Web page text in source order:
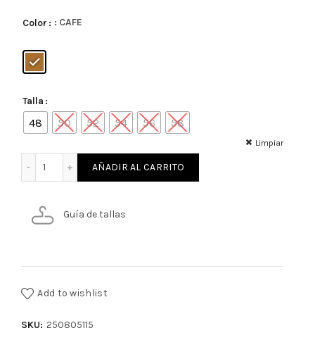
Color : CAFE
Talla
48 50 52 54 56 58
Limpiar
CAMISA ML 60% LINO 40% ALGODON LISA cantidad
AÑADIR AL CARRITO
Guía de tallas
Add to wishlist
SKU: 250805115